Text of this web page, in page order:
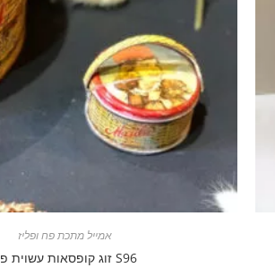
אמייל מתכת פח ופליז
S96 זוג קופסאות עשוית פח